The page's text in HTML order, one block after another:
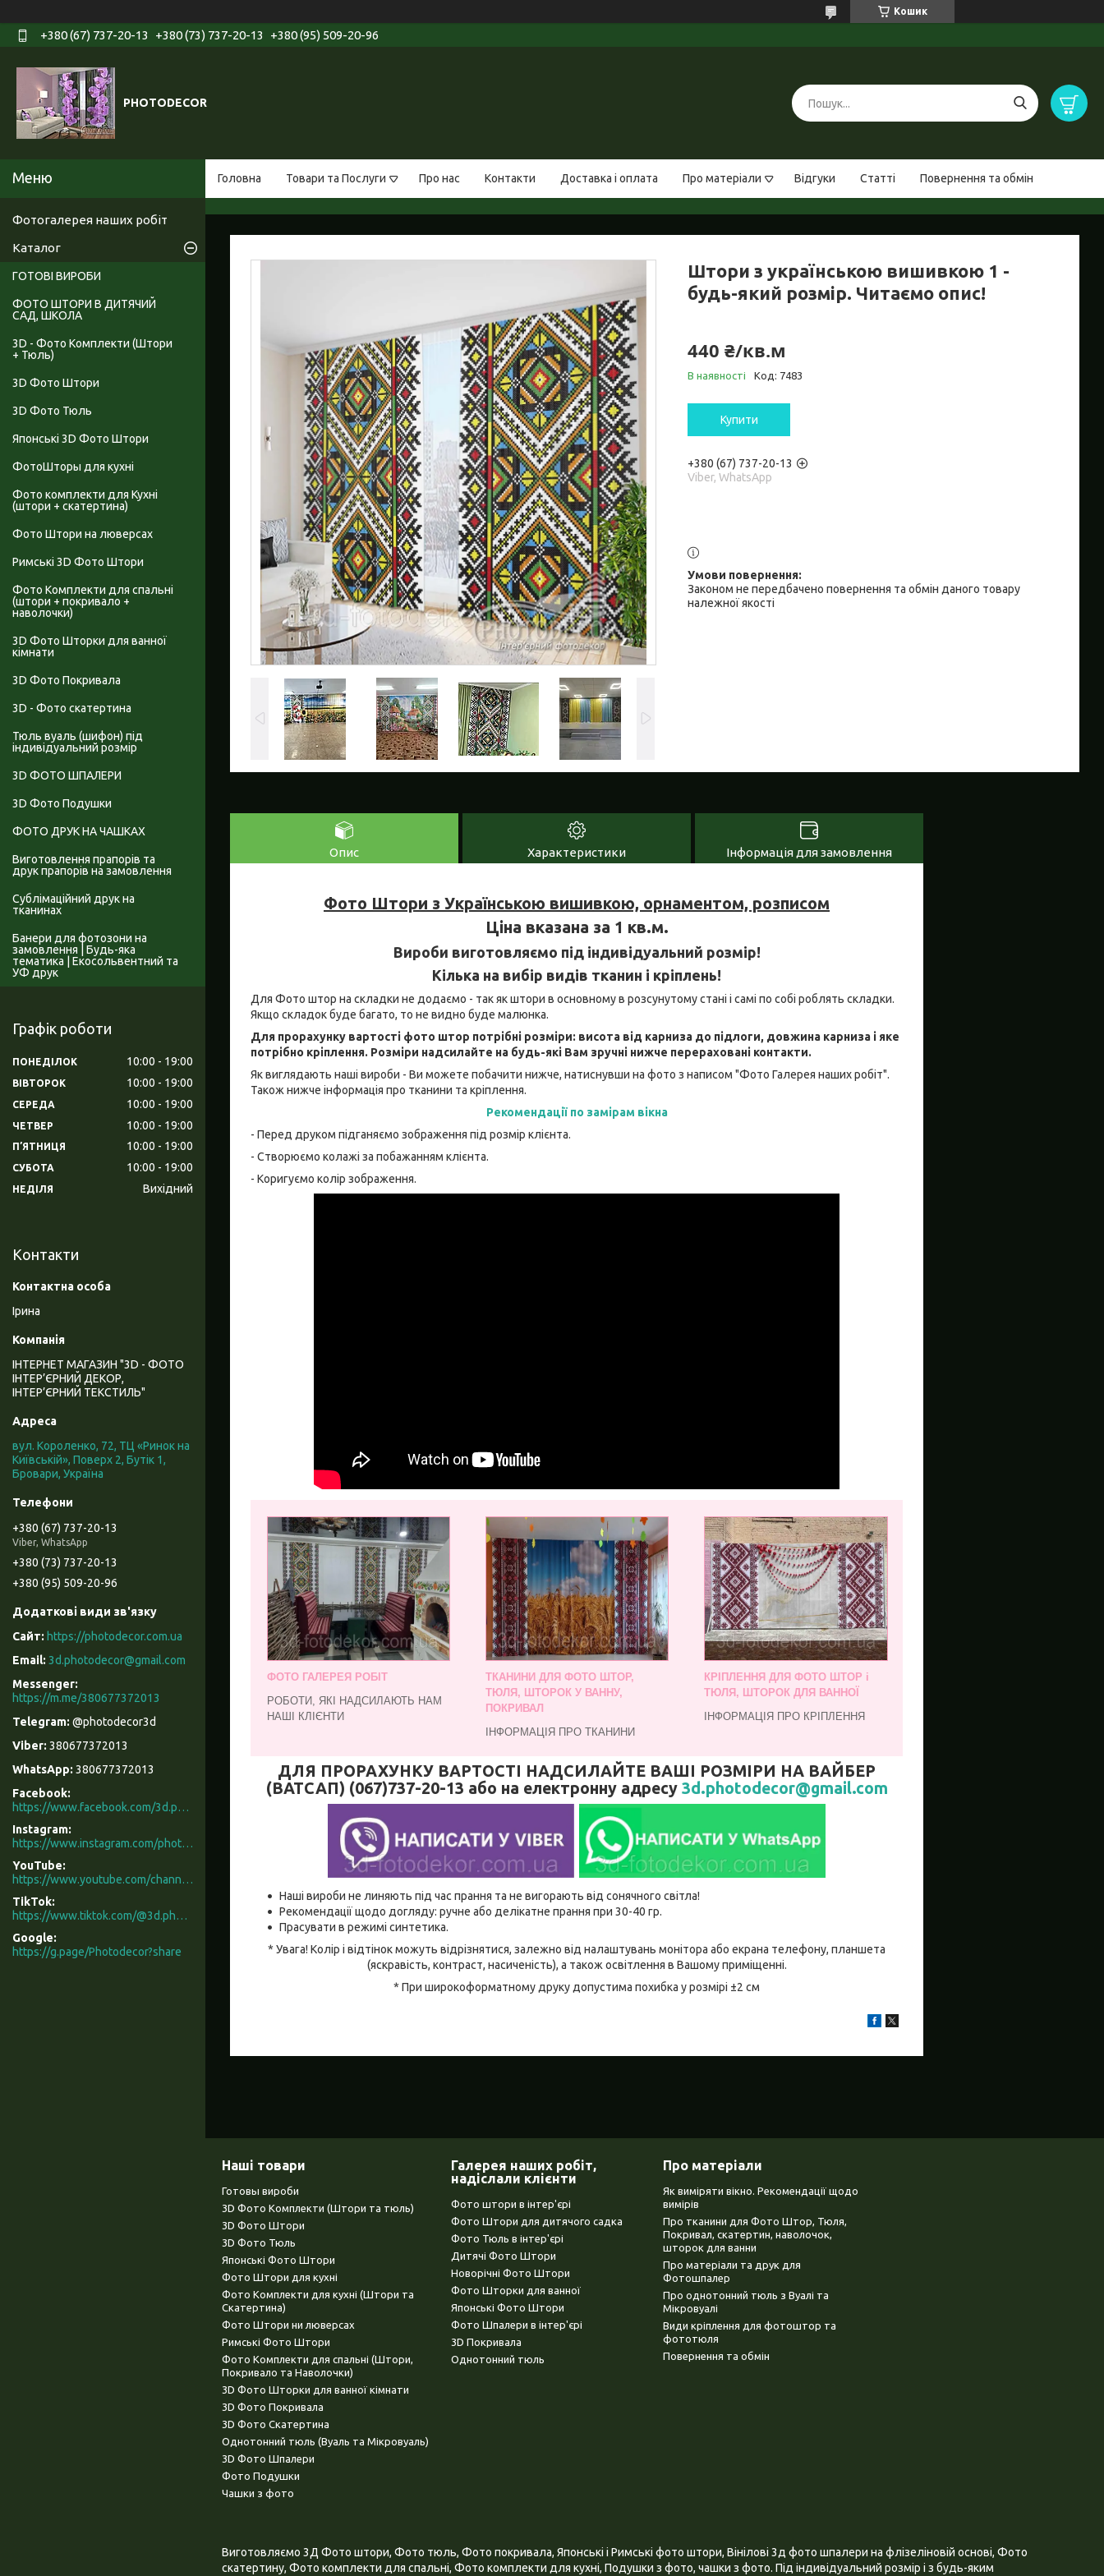
Кошик
+380 (67) 737-20-13 +380 (73) 737-20-13 +380 (95) 509-20-96
PHOTODECOR
Головна Товари та Послуги Про нас Контакти Доставка і оплата Про матеріали Відгуки Статті Повернення та обмін
Штори з українською вишивкою 1 -
будь-який розмір. Читаємо опис!
440 ₴/кв.м
В наявності Код: 7483
Купити
+380 (67) 737-20-13
Viber, WhatsApp
Законом не передбачено повернення та обмін даного товару
належної якості
Опис Характеристики Інформація для замовлення
Фото Штори з Українською вишивкою, орнаментом, розписом
Ціна вказана за 1 кв.м.
Вироби виготовляємо під індивідуальний розмір!
Кілька на вибір видів тканин і кріплень!
Для Фото штор на складки не додаємо - так як штори в основному в розсунутому стані і самі по собі роблять складки.
Якщо складок буде багато, то не видно буде малюнка.
Для прорахунку вартості фото штор потрібні розміри: висота від карниза до підлоги, довжина карниза і яке
потрібно кріплення. Розміри надсилайте на будь-які Вам зручні нижче перераховані контакти.
Як виглядають наші вироби - Ви можете побачити нижче, натиснувши на фото з написом "Фото Галерея наших робіт".
Також нижче інформація про тканини та кріплення.
Рекомендації по замірам вікна
- Перед друком підганяємо зображення під розмір клієнта.
- Створюємо колажі за побажанням клієнта.
- Коригуємо колір зображення.
ФОТО ГАЛЕРЕЯ РОБІТ
РОБОТИ, ЯКІ НАДСИЛАЮТЬ НАМ
НАШІ КЛІЄНТИ
ТКАНИНИ ДЛЯ ФОТО ШТОР,
ТЮЛЯ, ШТОРОК У ВАННУ,
ПОКРИВАЛ
ІНФОРМАЦІЯ ПРО ТКАНИНИ
КРІПЛЕННЯ ДЛЯ ФОТО ШТОР і
ТЮЛЯ, ШТОРОК ДЛЯ ВАННОЇ
ІНФОРМАЦІЯ ПРО КРІПЛЕННЯ
ДЛЯ ПРОРАХУНКУ ВАРТОСТІ НАДСИЛАЙТЕ ВАШІ РОЗМІРИ НА ВАЙБЕР
(ВАТСАП) (067)737-20-13 або на електронну адресу 3d.photodecor@gmail.com
Наші вироби не линяють під час прання та не вигорають від сонячного світла!
Рекомендації щодо догляду: ручне або делікатне прання при 30-40 гр.
Прасувати в режимі синтетика.
* Увага! Колір і відтінок можуть відрізнятися, залежно від налаштувань монітора або екрана телефону, планшета
(яскравість, контраст, насиченість), а також освітлення в Вашому приміщенні.
* При широкоформатному друку допустима похибка у розмірі ±2 см
Фотогалерея наших робіт
Каталог
ГОТОВІ ВИРОБИ
ФОТО ШТОРИ В ДИТЯЧИЙ
САД, ШКОЛА
3D - Фото Комплекти (Штори
+ Тюль)
3D Фото Штори
3D Фото Тюль
Японські 3D Фото Штори
ФотоШторы для кухні
Фото комплекти для Кухні
(штори + скатертина)
Фото Штори на люверсах
Римські 3D Фото Штори
Фото Комплекти для спальні
(штори + покривало +
наволочки)
3D Фото Шторки для ванної
кімнати
3D Фото Покривала
3D - Фото скатертина
Тюль вуаль (шифон) під
індивідуальний розмір
3D ФОТО ШПАЛЕРИ
3D Фото Подушки
ФОТО ДРУК НА ЧАШКАХ
Виготовлення прапорів та
друк прапорів на замовлення
Сублімаційний друк на
тканинах
Банери для фотозони на
замовлення | Будь-яка
тематика | Екосольвентний та
УФ друк
Графік роботи
ПОНЕДІЛОК 10:00 19:00
ВІВТОРОК 10:00 19:00
СЕРЕДА 10:00 19:00
ЧЕТВЕР 10:00 19:00
ПʼЯТНИЦЯ 10:00 19:00
СУБОТА 10:00 19:00
НЕДІЛЯ Вихідний
Контакти
Ірина
ІНТЕРНЕТ МАГАЗИН "3D - ФОТО
ІНТЕР’ЄРНИЙ ДЕКОР,
ІНТЕР’ЄРНИЙ ТЕКСТИЛЬ"
вул. Короленко, 72, ТЦ «Ринок на
Київській», Поверх 2, Бутік 1,
Бровари, Україна
+380 (67) 737-20-13
Viber, WhatsApp
+380 (73) 737-20-13
+380 (95) 509-20-96
https://photodecor.com.ua
3d.photodecor@gmail.com
https://m.me/380677372013
@photodecor3d
380677372013
380677372013
Facebook
https://www.facebook.com/3d.photodecor/
Instagram
https://www.instagram.com/photodecor.com.ua/
YouTube
https://www.youtube.com/channel/UCXCUerfqRY1Pw7-IptdbqyA/videos
TikTok
https://www.tiktok.com/@3d.photodecor?is_from_webapp=1&sender_device=pc
Google
https://g.page/Photodecor?share
Наші товари
Готовы вироби
3D Фото Комплекти (Штори та тюль)
3D Фото Штори
3D Фото Тюль
Японські Фото Штори
Фото Штори для кухні
Фото Комплекти для кухні (Штори та
Скатертина)
Фото Штори ни люверсах
Римські Фото Штори
Фото Комплекти для спальні (Штори,
Покривало та Наволочки)
3D Фото Шторки для ванної кімнати
3D Фото Покривала
3D Фото Скатертина
Однотонний тюль (Вуаль та Мікровуаль)
3D Фото Шпалери
Фото Подушки
Чашки з фото
Галерея наших робіт,
надіслали клієнти
Фото штори в інтер'єрі
Фото Штори для дитячого садка
Фото Тюль в інтер'єрі
Дитячі Фото Штори
Новорічні Фото Штори
Фото Шторки для ванної
Японські Фото Штори
Фото Шпалери в інтер'єрі
3D Покривала
Однотонний тюль
Про матеріали
Як виміряти вікно. Рекомендації щодо
вимірів
Про тканини для Фото Штор, Тюля,
Покривал, скатертин, наволочок,
шторок для ванни
Про матеріали та друк для
Фотошпалер
Про однотонний тюль з Вуалі та
Мікровуалі
Види кріплення для фотоштор та
фототюля
Повернення та обмін
Виготовляємо 3Д Фото штори, Фото тюль, Фото покривала, Японські і Римські фото штори, Вінілові 3д фото шпалери на флізеліновій основі, Фото
скатертину, Фото комплекти для спальні, Фото комплекти для кухні, Подушки з фото, чашки з фото. Під індивідуальний розмір і з будь-яким